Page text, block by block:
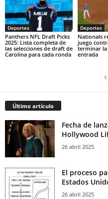
Deportes
Panthers NFL Draft Picks
2025: Lista completa de
las selecciones de draft de
Carolina para cada ronda
Deportes
Nationals
juego
terminar la
entrada
Último artículo
Fecha de
Hollywood
26 abril 2025
El proceso
Estados
26 abril 2025